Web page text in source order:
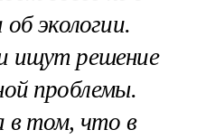
экологии.
ищут решение
проблемы.
в том, что в